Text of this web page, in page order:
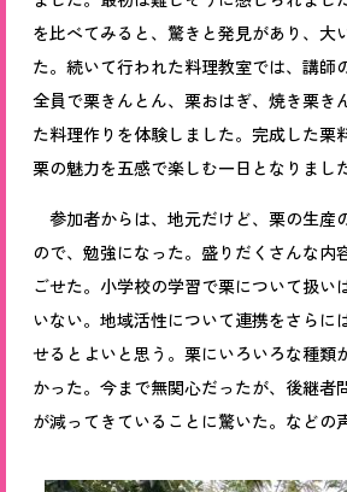
を比べてみると、驚きと発見があり、大
た。続いて行われた料理教室では、講師
全員で栗きんとん、栗おはぎ、焼き栗き
た料理作りを体験しました。完成した栗
栗の魅力を五感で楽しむ一日となりました
参加者からは、地元だけど、栗の生産
ので、勉強になった。盛りだくさんな内
ごせた。小学校の学習で栗について扱い
いない。地域活性について連携をさらに
せるとよいと思う。栗にいろいろな種類
かった。今まで無関心だったが、後継者
が減ってきていることに驚いた。などの